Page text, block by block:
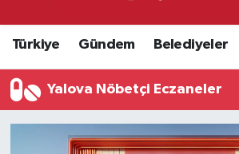
Türkiye Gündem Belediyeler
Yalova Nöbetçi Eczaneler
Süper Lig Puan Durumu ve
Tüm Manşetler
Son Dakika Haberleri